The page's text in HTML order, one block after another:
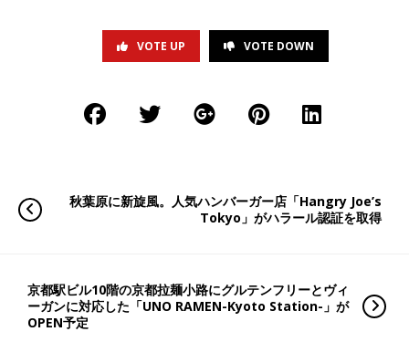
VOTE UP VOTE DOWN
秋葉原に新旋風。人気ハンバーガー店「Hangry Joe’s
Tokyo」がハラール認証を取得
京都駅ビル10階の京都拉麺小路にグルテンフリーとヴィ
ーガンに対応した「UNO RAMEN-Kyoto Station-」が
OPEN予定